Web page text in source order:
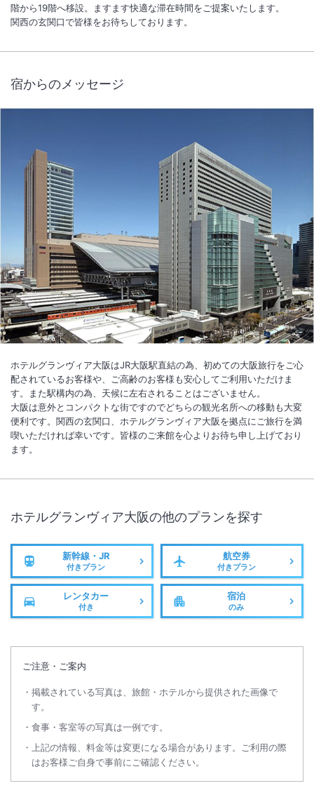
施設からのお知らせ
当ホテルでは宿泊税別の料金表記とさせていただいております。
チェックイン時にフロントにて宿泊税を追加した金額でご精算いいただ
く必要がございますので、ご了承お願い申し上げます。
※現地決済ではない場合も、宿泊税のみ現地にてご精算お願いいたしま
す。
●宿泊税率については大阪府のHPをご確認ください。
●課税対象となるもの（宿泊料金に含まれるもの）
※宿泊料金及び宿泊料金に加算されるサービス料
●課税対象外（宿泊料金に含まれないもの）
※消費税等に相当する金額
（食事、会議室、ランドリーサービス、駐車場、電話の利用などに係る
料金）
大阪府宿泊税の概要は、大阪府ＷＥＢサイト（大阪府宿泊税で検索）を
ご覧ください。
■レストランの営業内容などの詳細はホテル公式ホームページをご確認
※重要なお知らせです。必ず続きをご確認ください。
階から19階へ移設。ますます快適な滞在時間をご提案いたします。
関西の玄関口で皆様をお待ちしております。
宿からのメッセージ
ホテルグランヴィア大阪はJR大阪駅直結の為、初めての大阪旅行をご心
配されているお客様や、ご高齢のお客様も安心してご利用いただけま
す。また駅構内の為、天候に左右されることはございません。
大阪は意外とコンパクトな街ですのでどちらの観光名所への移動も大変
便利です。関西の玄関口、ホテルグランヴィア大阪を拠点にご旅行を満
喫いただければ幸いです。皆様のご来館を心よりお待ち申し上げており
ます。
ホテルグランヴィア大阪の他のプランを探す
新幹線・JR
付きプラン
航空券
付きプラン
レンタカー
付き
宿泊
のみ
ご注意・ご案内
掲載されている写真は、旅館・ホテルから提供された画像で
す。
食事・客室等の写真は一例です。
上記の情報、料金等は変更になる場合があります。ご利用の際
はお客様ご自身で事前にご確認ください。